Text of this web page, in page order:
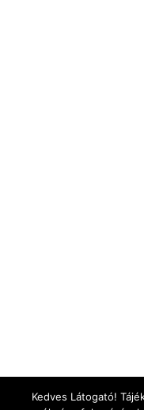
Kedves Látogató!